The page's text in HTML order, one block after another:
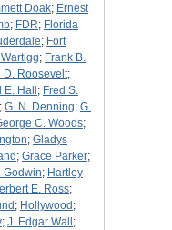
Doak; Ernest
; FDR; Florida
; Fort
; Frank B.
D. Roosevelt;
E. Hall ; Fred S.
; G. N. Denning; G.
C. Woods;
; Gladys
; Grace Parker;
Godwin; Hartley
E. Ross;
; Hollywood ;
; J. Edgar Wall ;